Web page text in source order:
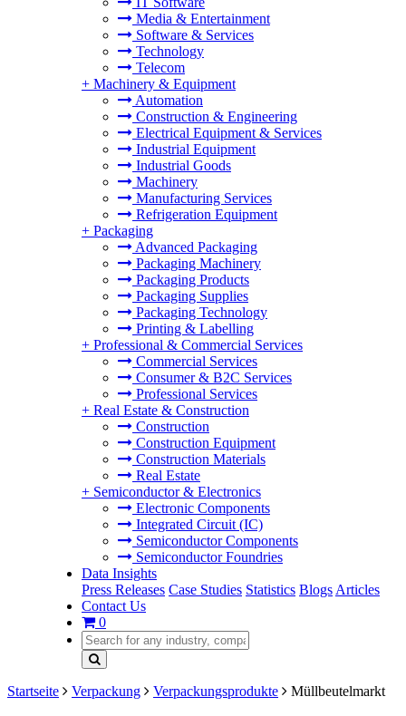
Media & Entertainment
Software & Services
Technology
Telecom
+ Machinery & Equipment
Automation
Construction & Engineering
Electrical Equipment & Services
Industrial Equipment
Industrial Goods
Machinery
Manufacturing Services
Refrigeration Equipment
+ Packaging
Advanced Packaging
Packaging Machinery
Packaging Products
Packaging Supplies
Packaging Technology
Printing & Labelling
+ Professional & Commercial Services
Commercial Services
Consumer & B2C Services
Professional Services
+ Real Estate & Construction
Construction
Construction Equipment
Construction Materials
Real Estate
+ Semiconductor & Electronics
Electronic Components
Integrated Circuit (IC)
Semiconductor Components
Semiconductor Foundries
Data Insights
Press Releases Case Studies Statistics Blogs Articles
Contact Us
0
Startseite Verpackung Verpackungsprodukte Müllbeutelmarkt